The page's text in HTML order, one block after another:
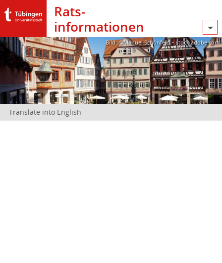
Rats­
informationen
Bild: @Manuel Schönfeld – stock.adobe.com
Translate into English